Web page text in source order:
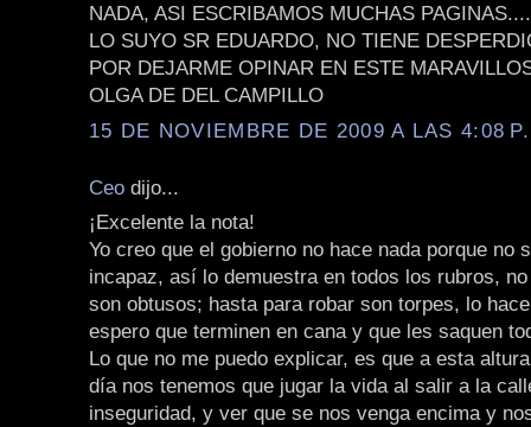
NADA, ASI ESCRIBAMOS MUCHAS
LO SUYO SR EDUARDO, NO TIENE
POR DEJARME OPINAR EN ESTE
OLGA DE DEL CAMPILLO
15 DE NOVIEMBRE DE 2009 A LAS 4:08
Ceo dijo...
¡Excelente la nota!
Yo creo que el gobierno no hace nada porque no
incapaz, así lo demuestra en todos los rubros,
son obtusos; hasta para robar son torpes, lo
espero que terminen en cana y que les saquen
Lo que no me puedo explicar, es que a esta
día nos tenemos que jugar la vida al salir a la
inseguridad, y ver que se nos venga encima y